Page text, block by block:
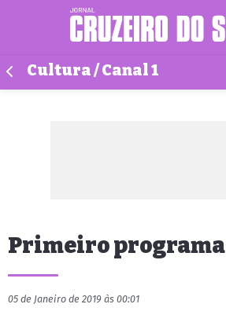
Cultura / Canal 1
Primeiro programa
05 de Janeiro de 2019 às 00:01